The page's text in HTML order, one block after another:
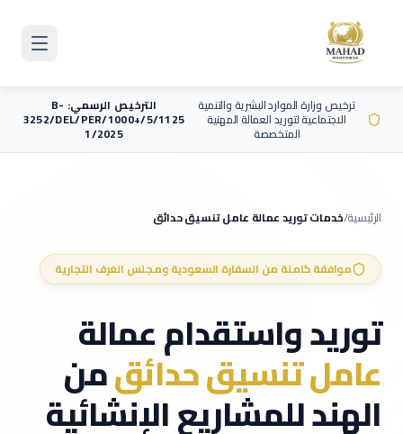
ترخيص وزارة الموارد البشرية والتنمية
الاجتماعية لتوريد العمالة المهنية
المتخصصة
الترخيص الرسمي: B-
3252/DEL/PER/1000+/5/1125
1/2025
الرئيسية/خدمات توريد عمالة عامل تنسيق حدائق
موافقة كاملة من السفارة السعودية ومجلس الغرف التجارية
توريد واستقدام عمالة
عامل تنسيق حدائقمن
الهند للمشاريع الإنشائية